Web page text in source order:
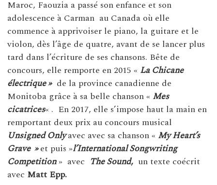
Maroc, Faouzia a passé son enfance et son
adolescence à Carman au Canada où elle
commence à apprivoiser le piano, la guitare et le
violon, dès l’âge de quatre, avant de se lancer plus
tard dans l’écriture de ses chansons. Bête de
concours, elle remporte en 2015 « La Chicane
électrique »de la province canadienne de
Monitoba grâce à sa belle chanson « Mes
cicatrices« . En 2017, elle s’impose haut la main en
remportant deux prix au concours musical
Unsigned Onlyavec avec sa chanson « My Heart’s
Grave »et puis »l’International Songwriting
Competition» avec The Sound, un texte coécrit
avec Matt Epp.